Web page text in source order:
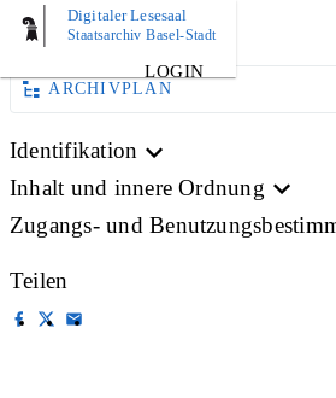
Digitaler Lesesaal
Staatsarchiv Basel-Stadt
LOGIN
BILD
ARCHIVPLAN
Identifikation
Inhalt und innere Ordnung
Zugangs- und
Teilen